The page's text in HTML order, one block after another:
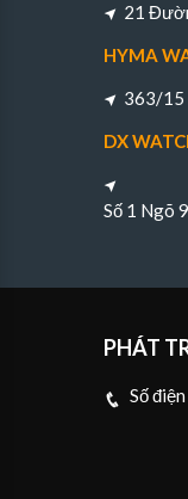
21
HYMA
363/15
DX
Số 1 Ngõ
PHÁT
Số